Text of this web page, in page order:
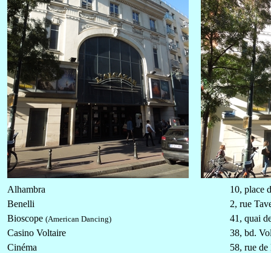
Alhambra
10, place
Benelli
2, rue
Bioscope (American Dancing)
41, quai
Casino Voltaire
38, bd.
Cinéma
58, rue de